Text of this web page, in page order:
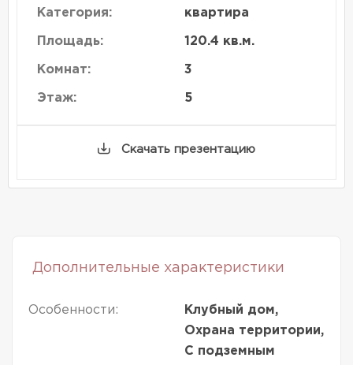
Категория: квартира
Площадь: 120.4 кв.м.
Комнат: 3
Этаж: 5
Скачать презентацию
Дополнительные характеристики
Особенности:
Клубный дом,
Охрана территории,
С подземным